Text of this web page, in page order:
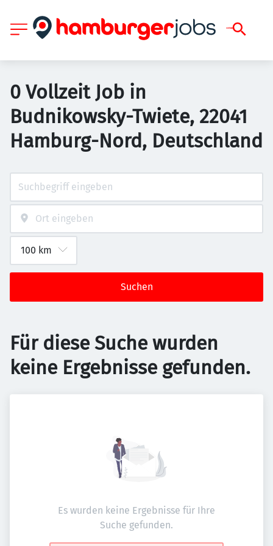
0 Vollzeit Job in
Budnikowsky-Twiete, 22041
Hamburg-Nord, Deutschland
Suchen
Für diese Suche wurden
keine Ergebnisse gefunden.
Es wurden keine Ergebnisse für Ihre
Suche gefunden.